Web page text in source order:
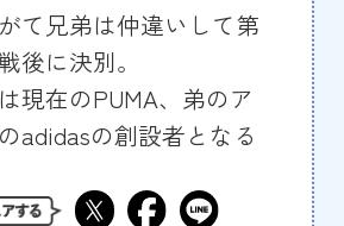
て兄弟は仲違いして第
後に決別。
現在のPUMA、弟のア
adidasの創設者となる